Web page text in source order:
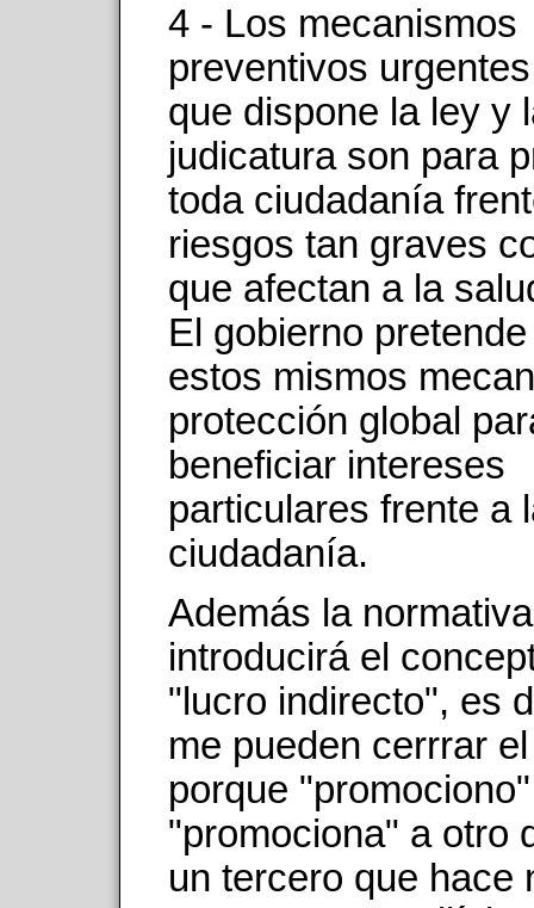
4 - Los mecanismos
preventivos
que dispone la ley y
judicatura son para
toda ciudadanía
riesgos tan graves
que afectan a la
El gobierno
estos mismos
protección global
beneficiar intereses
particulares frente a
ciudadanía.
Además la normativa
introducirá el
"lucro indirecto", es
me pueden cerrrar
porque
"promociona" a otro
un tercero que hace